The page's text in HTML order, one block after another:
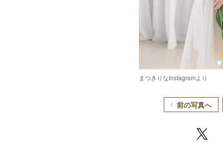
まつきりなInstagramより
前の写真へ